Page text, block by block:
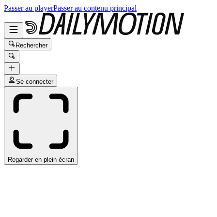
Passer au playerPasser au contenu principal
Rechercher
Se connecter
Regarder en plein écran